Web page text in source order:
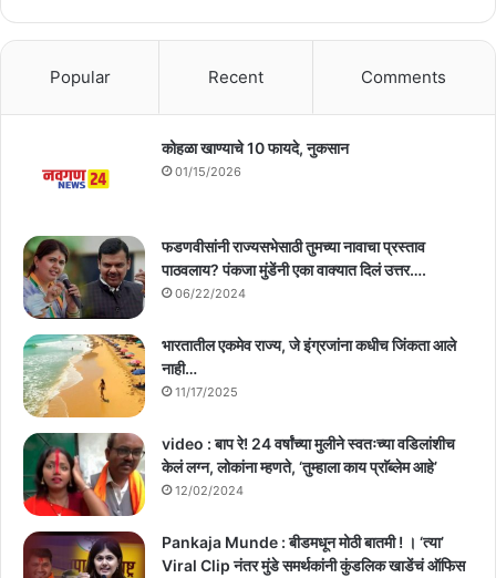
Popular Recent Comments
कोहळा खाण्याचे 10 फायदे, नुकसान
01/15/2026
फडणवीसांनी राज्यसभेसाठी तुमच्या नावाचा प्रस्ताव
पाठवलाय? पंकजा मुंडेंनी एका वाक्यात दिलं उत्तर….
06/22/2024
भारतातील एकमेव राज्य, जे इंग्रजांना कधीच जिंकता आले
नाही…
11/17/2025
video : बाप रे! 24 वर्षांच्या मुलीने स्वतःच्या वडिलांशीच
केलं लग्न, लोकांना म्हणते, ‘तुम्हाला काय प्राॅब्लेम आहे’
12/02/2024
Pankaja Munde : बीडमधून मोठी बातमी ! । ‘त्या’
Viral Clip नंतर मुंडे समर्थकांनी कुंडलिक खाडेंचं ऑफिस